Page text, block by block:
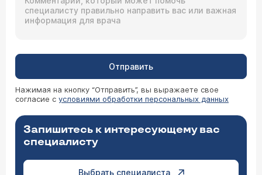
Отправить
Нажимая на кнопку “Отправить”, вы выражаете свое
согласие с условиями обработки персональных данных
Запишитесь к интересующему вас
специалисту
Выбрать специалиста